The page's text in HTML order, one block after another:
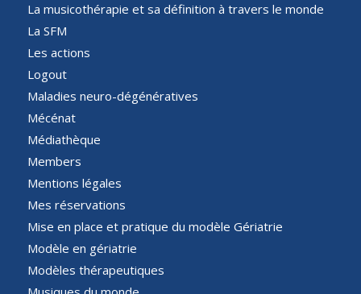
La musicothérapie et sa définition à travers le monde
La SFM
Les actions
Logout
Maladies neuro-dégénératives
Mécénat
Médiathèque
Members
Mentions légales
Mes réservations
Mise en place et pratique du modèle Gériatrie
Modèle en gériatrie
Modèles thérapeutiques